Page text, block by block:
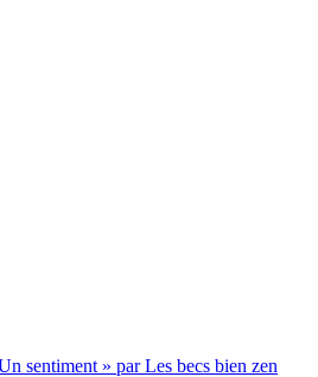
sentiment » par Les becs bien zen